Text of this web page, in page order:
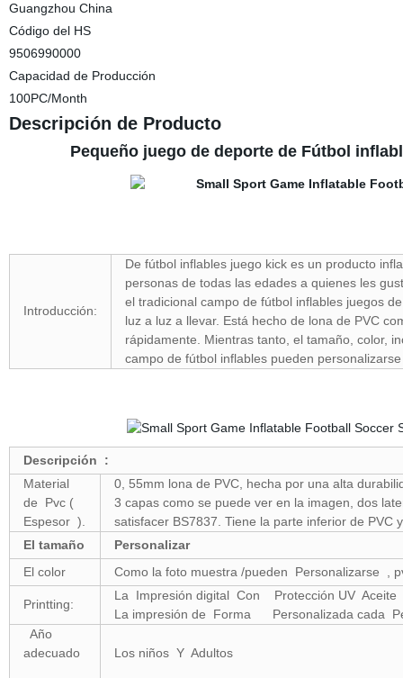
Guangzhou China
Código del HS
9506990000
Capacidad de Producción
100PC/Month
Descripción de Producto
Pequeño juego de deporte de Fútbol
Introducción:
De fútbol inflables juego kick es un producto
personas de todas las edades a quienes les
el tradicional campo de fútbol inflables juegos
luz a luz a llevar. Está hecho de lona de PVC
rápidamente. Mientras tanto, el tamaño, color,
campo de fútbol inflables pueden
Descripción :
Material
de Pvc (
Espesor ).
0, 55mm lona de PVC, hecha por una alta
3 capas como se puede ver en la imagen, dos
satisfacer BS7837. Tiene la parte inferior de
El tamaño
Personalizar
El color
Como la foto muestra /pueden
Printting:
La Impresión digital Con Protección UV
La impresión de Forma Personalizada cada
Año
adecuado
Los niños Y Adultos